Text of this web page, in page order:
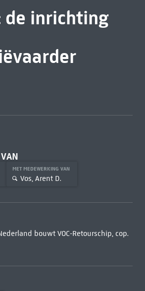
de inrichting
MET MEDEWERKING VAN
Vos, Arent D.
bouwt VOC-Retourschip, cop.